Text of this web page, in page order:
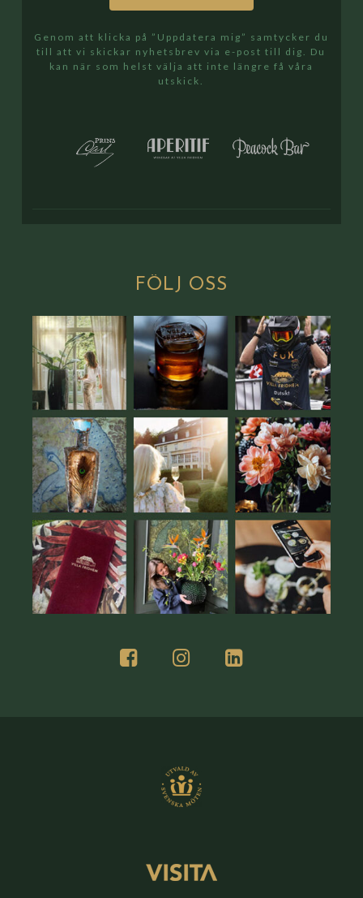
Genom att klicka på ”Uppdatera mig” samtycker du
till att vi skickar nyhetsbrev via e-post till dig. Du
kan när som helst välja att inte längre få våra
utskick.
FÖLJ OSS